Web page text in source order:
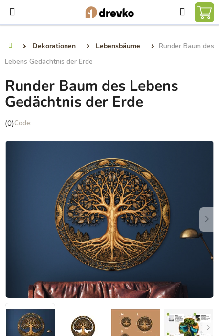
Inhalt
springen
Suchen
Dekorationen Lebensbäume
Runder Baum des
Lebens Gedächtnis der Erde
Runder Baum des Lebens
Gedächtnis der Erde
Die
Produktbewertung
(0)